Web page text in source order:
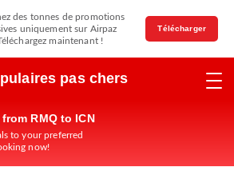
des tonnes de promotions
uniquement sur Airpaz
maintenant !
Télécharger
pas chers
RMQ to ICN
to your preferred
now!